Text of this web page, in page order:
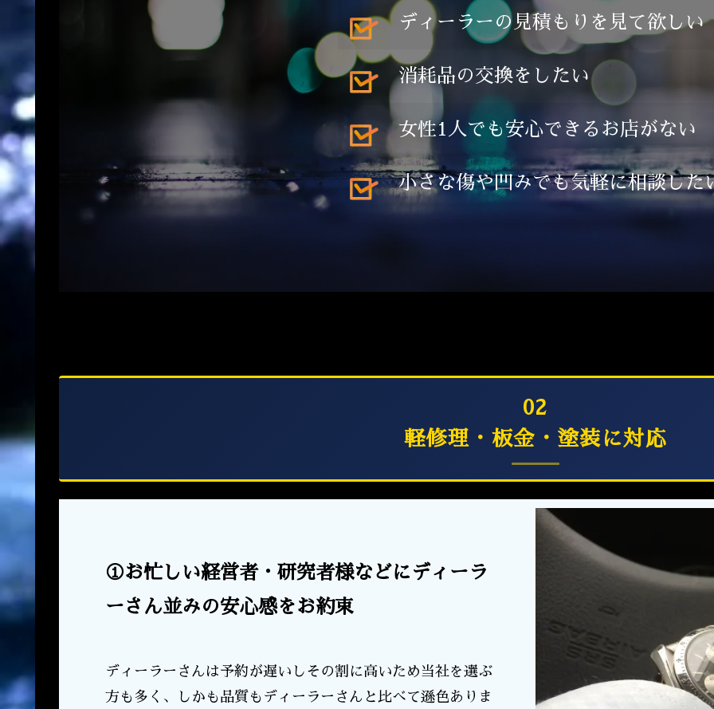
ディーラーの見積もりを見て欲しい
消耗品の交換をしたい
女性1人でも安心できるお店がない
小さな傷や凹みでも気軽に相談した
02
軽修理・板金・塗装に対応
①お忙しい経営者・研究者様などにディーラ
ーさん並みの安心感をお約束
ディーラーさんは予約が遅いしその割に高いため当社を選ぶ
方も多く、しかも品質もディーラーさんと比べて遜色ありま